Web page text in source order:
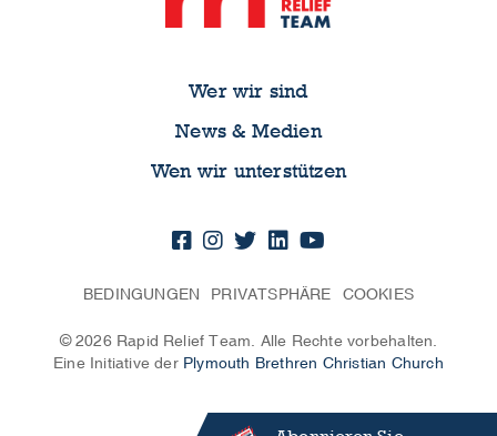
Wer wir sind
News & Medien
Wen wir unterstützen
BEDINGUNGEN PRIVATSPHÄRE COOKIES
© 2026 Rapid Relief Team. Alle Rechte vorbehalten.
Eine Initiative der Plymouth Brethren Christian Church